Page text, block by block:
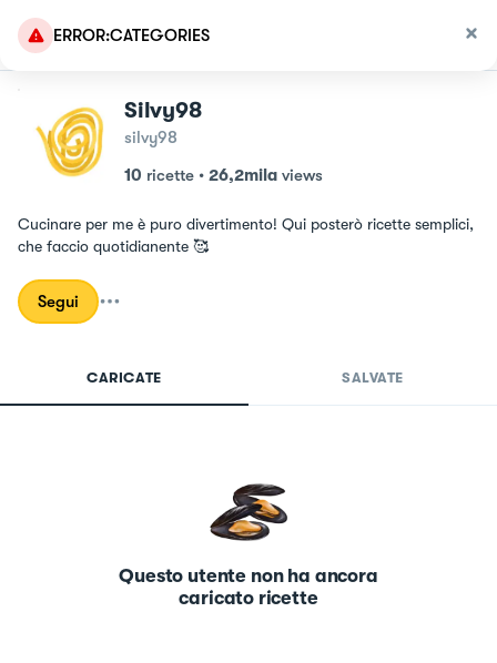
ERROR:CATEGORIES
Silvy98
silvy98
10 ricette • 26,2mila views
Cucinare per me è puro divertimento! Qui posterò ricette semplici,
che faccio quotidianente 🥰
Segui
CARICATE SALVATE
Questo utente non ha ancora
caricato ricette